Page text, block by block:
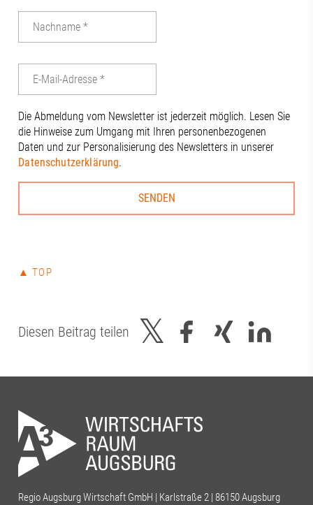
Die Abmeldung vom Newsletter ist jederzeit möglich. Lesen Sie
die Hinweise zum Umgang mit Ihren personenbezogenen
Daten und zur Personalisierung des Newsletters in unserer
Datenschutzerklärung.
▲ TOP
Diesen Beitrag teilen
Regio Augsburg Wirtschaft GmbH | Karlstraße 2 | 86150 Augsburg